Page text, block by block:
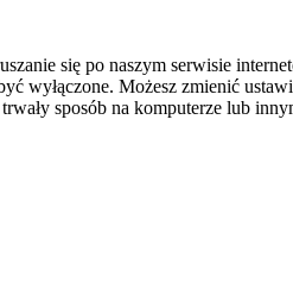
się po naszym serwisie
wyłączone. Możesz zmienić
sposób na komputerze lub